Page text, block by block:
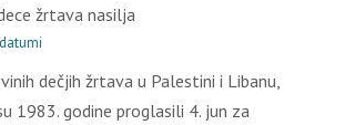
žrtava nasilja
dečjih žrtava u Palestini i Libanu,
1983. godine proglasili 4. jun za